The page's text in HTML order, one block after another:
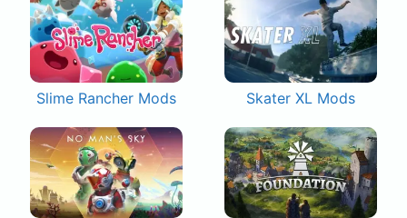
Slime Rancher Mods Skater XL Mods